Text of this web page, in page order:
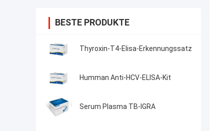
BESTE PRODUKTE
Thyroxin-T4-Elisa-Erkennungssatz
Humman Anti-HCV-ELISA-Kit
Serum Plasma TB-IGRA